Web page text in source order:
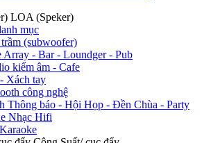
LOA (Speker)
mục
(subwoofer)
Array - Bar - Loundger - Pub
kiểm âm - Cafe
Xách tay
công nghệ
Thông báo - Hội Họp - Đền Chùa - Party
Nhạc Hifi